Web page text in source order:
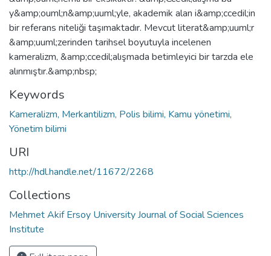
y&amp;ouml;n&amp;uuml;yle, akademik alan i&amp;ccedil;in
bir referans niteliği taşımaktadır. Mevcut literat&amp;uuml;r
&amp;uuml;zerinden tarihsel boyutuyla incelenen
kameralizm, &amp;ccedil;alışmada betimleyici bir tarzda ele
alınmıştır.&amp;nbsp;
Keywords
Kameralizm, Merkantilizm, Polis bilimi, Kamu yönetimi,
Yönetim bilimi
URI
http://hdl.handle.net/11672/2268
Collections
Mehmet Akif Ersoy University Journal of Social Sciences
Institute